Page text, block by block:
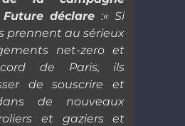
déclare :« Si
prennent au sérieux
net-zero et
de Paris, ils
de souscrire et
de nouveaux
et gaziers et